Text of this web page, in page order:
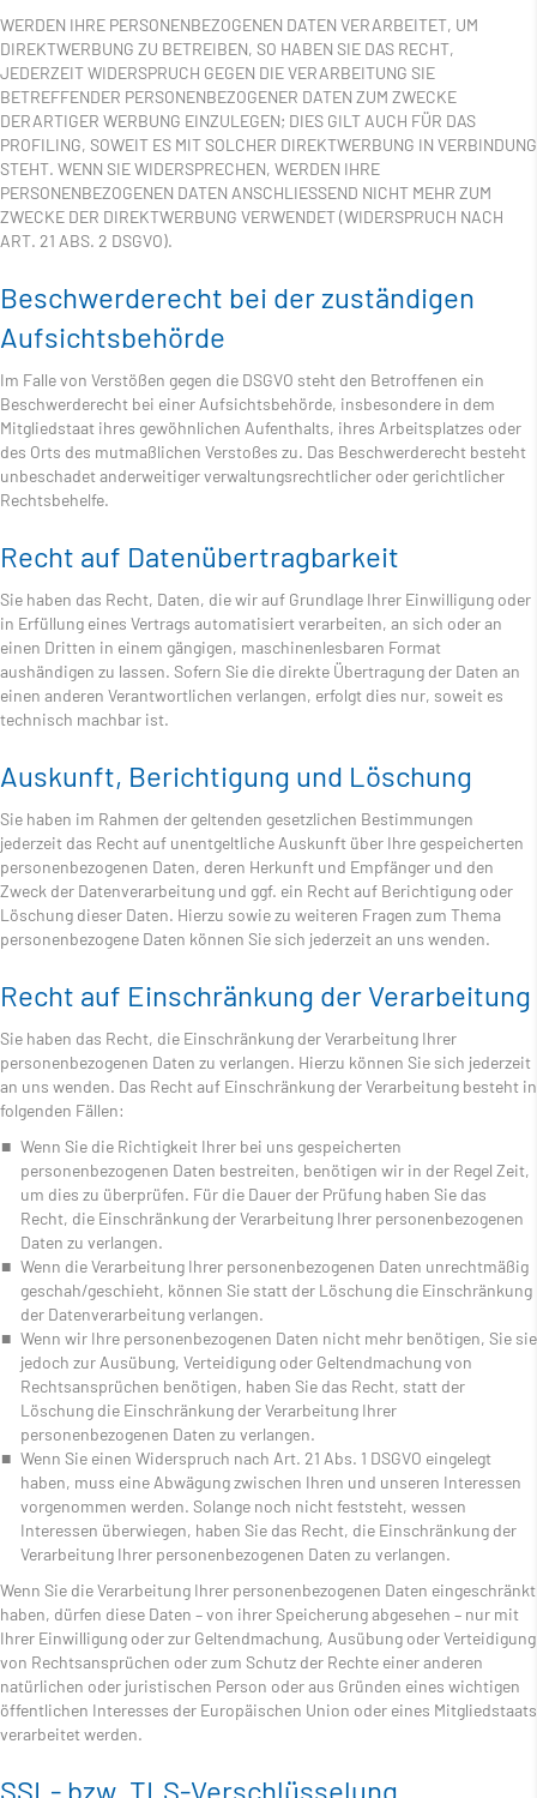
WERDEN IHRE PERSONENBEZOGENEN DATEN VERARBEITET, UM
DIREKTWERBUNG ZU BETREIBEN, SO HABEN SIE DAS RECHT,
JEDERZEIT WIDERSPRUCH GEGEN DIE VERARBEITUNG SIE
BETREFFENDER PERSONENBEZOGENER DATEN ZUM ZWECKE
DERARTIGER WERBUNG EINZULEGEN; DIES GILT AUCH FÜR DAS
PROFILING, SOWEIT ES MIT SOLCHER DIREKTWERBUNG IN VERBINDUNG
STEHT. WENN SIE WIDERSPRECHEN, WERDEN IHRE
PERSONENBEZOGENEN DATEN ANSCHLIESSEND NICHT MEHR ZUM
ZWECKE DER DIREKTWERBUNG VERWENDET (WIDERSPRUCH NACH
ART. 21 ABS. 2 DSGVO).
Beschwerde­recht bei der zuständigen
Aufsichts­behörde
Im Falle von Verstößen gegen die DSGVO steht den Betroffenen ein
Beschwerderecht bei einer Aufsichtsbehörde, insbesondere in dem
Mitgliedstaat ihres gewöhnlichen Aufenthalts, ihres Arbeitsplatzes oder
des Orts des mutmaßlichen Verstoßes zu. Das Beschwerderecht besteht
unbeschadet anderweitiger verwaltungsrechtlicher oder gerichtlicher
Rechtsbehelfe.
Recht auf Daten­übertrag­barkeit
Sie haben das Recht, Daten, die wir auf Grundlage Ihrer Einwilligung oder
in Erfüllung eines Vertrags automatisiert verarbeiten, an sich oder an
einen Dritten in einem gängigen, maschinenlesbaren Format
aushändigen zu lassen. Sofern Sie die direkte Übertragung der Daten an
einen anderen Verantwortlichen verlangen, erfolgt dies nur, soweit es
technisch machbar ist.
Auskunft, Berichtigung und Löschung
Sie haben im Rahmen der geltenden gesetzlichen Bestimmungen
jederzeit das Recht auf unentgeltliche Auskunft über Ihre gespeicherten
personenbezogenen Daten, deren Herkunft und Empfänger und den
Zweck der Datenverarbeitung und ggf. ein Recht auf Berichtigung oder
Löschung dieser Daten. Hierzu sowie zu weiteren Fragen zum Thema
personenbezogene Daten können Sie sich jederzeit an uns wenden.
Recht auf Einschränkung der Verarbeitung
Sie haben das Recht, die Einschränkung der Verarbeitung Ihrer
personenbezogenen Daten zu verlangen. Hierzu können Sie sich jederzeit
an uns wenden. Das Recht auf Einschränkung der Verarbeitung besteht in
folgenden Fällen:
Wenn Sie die Richtigkeit Ihrer bei uns gespeicherten
personenbezogenen Daten bestreiten, benötigen wir in der Regel Zeit,
um dies zu überprüfen. Für die Dauer der Prüfung haben Sie das
Recht, die Einschränkung der Verarbeitung Ihrer personenbezogenen
Daten zu verlangen.
Wenn die Verarbeitung Ihrer personenbezogenen Daten unrechtmäßig
geschah/geschieht, können Sie statt der Löschung die Einschränkung
der Datenverarbeitung verlangen.
Wenn wir Ihre personenbezogenen Daten nicht mehr benötigen, Sie sie
jedoch zur Ausübung, Verteidigung oder Geltendmachung von
Rechtsansprüchen benötigen, haben Sie das Recht, statt der
Löschung die Einschränkung der Verarbeitung Ihrer
personenbezogenen Daten zu verlangen.
Wenn Sie einen Widerspruch nach Art. 21 Abs. 1 DSGVO eingelegt
haben, muss eine Abwägung zwischen Ihren und unseren Interessen
vorgenommen werden. Solange noch nicht feststeht, wessen
Interessen überwiegen, haben Sie das Recht, die Einschränkung der
Verarbeitung Ihrer personenbezogenen Daten zu verlangen.
Wenn Sie die Verarbeitung Ihrer personenbezogenen Daten eingeschränkt
haben, dürfen diese Daten – von ihrer Speicherung abgesehen – nur mit
Ihrer Einwilligung oder zur Geltendmachung, Ausübung oder Verteidigung
von Rechtsansprüchen oder zum Schutz der Rechte einer anderen
natürlichen oder juristischen Person oder aus Gründen eines wichtigen
öffentlichen Interesses der Europäischen Union oder eines Mitgliedstaats
verarbeitet werden.
SSL- bzw. TLS-Verschlüsselung